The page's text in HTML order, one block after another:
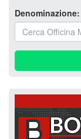
Denominazione: